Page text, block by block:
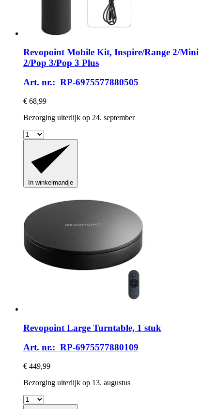
Revopoint Mobile Kit, Inspire/Range 2/Mini
2/Pop 3/Pop 3 Plus
Art. nr.: RP-6975577880505
€ 68,99
Bezorging uiterlijk op 24. september
In winkelmandje
Revopoint Large Turntable, 1 stuk
Art. nr.: RP-6975577880109
€ 449,99
Bezorging uiterlijk op 13. augustus